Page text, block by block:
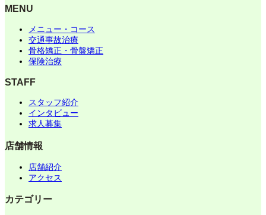
MENU
メニュー・コース
交通事故治療
骨格矯正・骨盤矯正
保険治療
STAFF
スタッフ紹介
インタビュー
求人募集
店舗情報
店舗紹介
アクセス
カテゴリー